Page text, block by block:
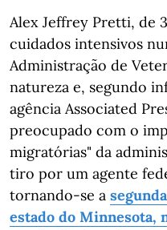
Alex Jeffrey Pretti, de
cuidados intensivos
Administração de
natureza e, segundo
agência Associated
preocupado com o
migratórias" da
tiro por um agente
tornando-se a
estado do Minnesota,